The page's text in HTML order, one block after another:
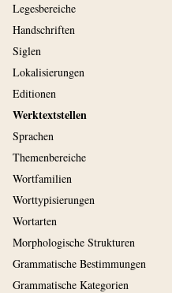
Legesbereiche
Handschriften
Siglen
Lokalisierungen
Editionen
Werktextstellen
Sprachen
Themenbereiche
Wortfamilien
Worttypisierungen
Wortarten
Morphologische Strukturen
Grammatische Bestimmungen
Grammatische Kategorien